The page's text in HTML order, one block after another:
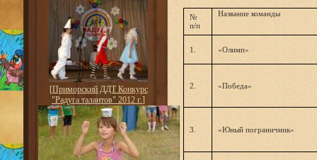
[Приморский ДДТ Конкурс
"Радуга талантов" 2012 г.]
№
п/п
Название команды
1. «Олимп»
2. «Победа»
3. «Юный пограничник»